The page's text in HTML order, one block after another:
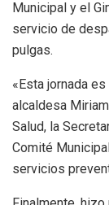
Municipal y el
servicio de
pulgas.
«Esta jornada
alcaldesa
Salud, la
Comité
servicios